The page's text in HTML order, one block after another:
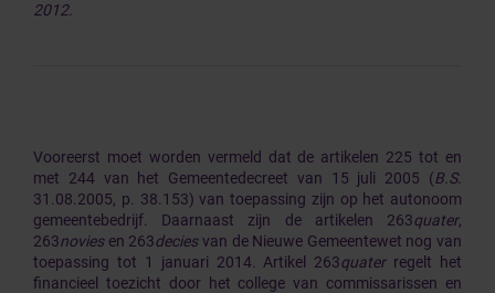
2012.
Vooreerst moet worden vermeld dat de artikelen 225 tot en
met 244 van het Gemeentedecreet van 15 juli 2005 (B.S.
31.08.2005, p. 38.153) van toepassing zijn op het autonoom
gemeentebedrijf. Daarnaast zijn de artikelen 263quater,
263noviesen 263deciesvan de Nieuwe Gemeentewet nog van
toepassing tot 1 januari 2014. Artikel 263quaterregelt het
financieel toezicht door het college van commissarissen en